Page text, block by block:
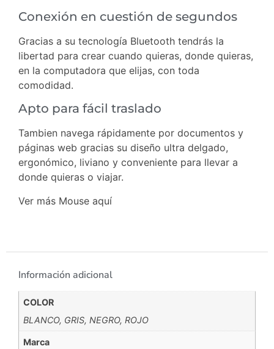
Conexión en cuestión de segundos
Gracias a su tecnología Bluetooth tendrás la
libertad para crear cuando quieras, donde quieras,
en la computadora que elijas, con toda
comodidad.
Apto para fácil traslado
Tambien navega rápidamente por documentos y
páginas web gracias su diseño ultra delgado,
ergonómico, liviano y conveniente para llevar a
donde quieras o viajar.
Ver más Mouse aquí
Información adicional
COLOR
BLANCO, GRIS,NEGRO,ROJO
Marca